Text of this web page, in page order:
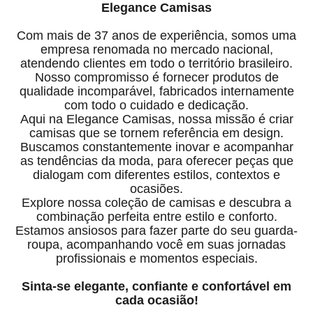
Elegance Camisas
Com mais de 37 anos de experiência, somos uma
empresa renomada no mercado nacional,
atendendo clientes em todo o território brasileiro.
Nosso compromisso é fornecer produtos de
qualidade incomparável, fabricados internamente
com todo o cuidado e dedicação.
Aqui na Elegance Camisas, nossa missão é criar
camisas que se tornem referência em design.
Buscamos constantemente inovar e acompanhar
as tendências da moda, para oferecer peças que
dialogam com diferentes estilos, contextos e
ocasiões.
Explore nossa coleção de camisas e descubra a
combinação perfeita entre estilo e conforto.
Estamos ansiosos para fazer parte do seu guarda-
roupa, acompanhando você em suas jornadas
profissionais e momentos especiais.
Sinta-se elegante, confiante e confortável em
cada ocasião!